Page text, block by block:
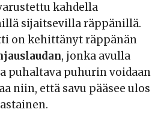
kahdella
sijaitsevilla räppänillä.
on kehittänyt räppänän
, jonka avulla
puhaltava puhurin voidaan
niin, että savu pääsee ulos